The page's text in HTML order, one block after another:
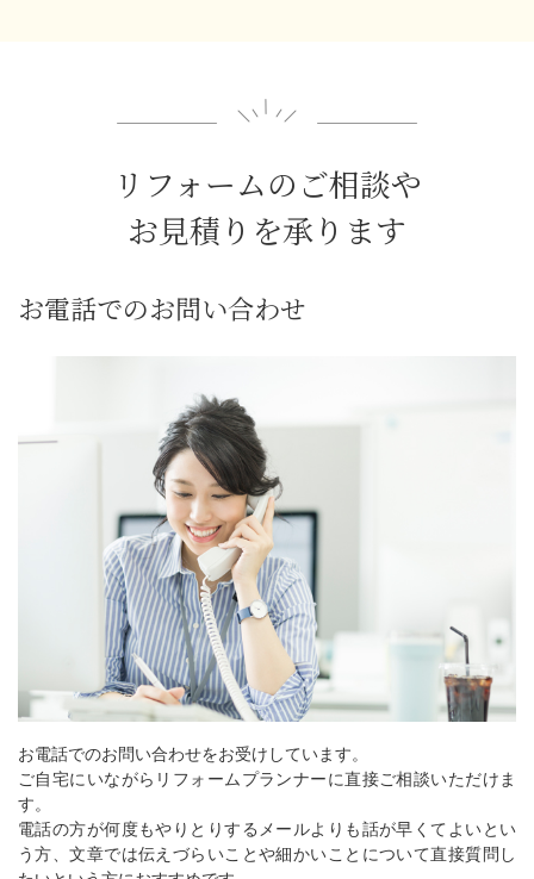
リフォームのご相談や
お見積りを承ります
お電話でのお問い合わせ
お電話でのお問い合わせをお受けしています。
ご自宅にいながらリフォームプランナーに直接ご相談いただけま
す。
電話の方が何度もやりとりするメールよりも話が早くてよいとい
う方、文章では伝えづらいことや細かいことについて直接質問し